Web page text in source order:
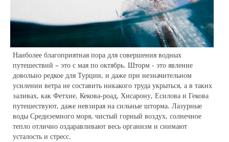
Наиболее благоприятная пора для совершения водных
путешествий – это с мая по октябрь. Шторм - это явление
довольно редкое для Турции, и даже при незначительном
усилении ветра не составить никакого труда укрыться, а в таких
заливах, как Фетхие, Кекова-роад, Хисарону, Есилова и Гекова
путешествуют, даже невзирая на сильные шторма. Лазурные
воды Средиземного моря, чистый горный воздух, солнечное
тепло отлично оздаравливают весь организм и снимают
усталость и стресс.